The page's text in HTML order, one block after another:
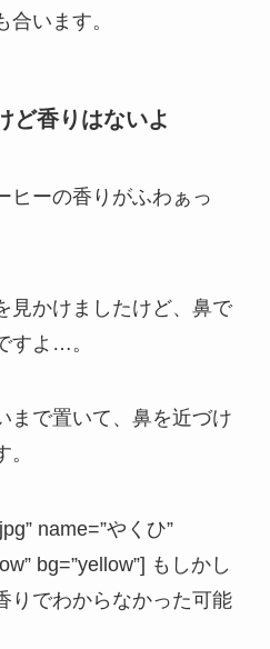
います。
ど香りはないよ
ヒーの香りがふわぁっ
見かけましたけど、鼻で
すよ…。
まで置いて、鼻を近づけ
name=”やくひ”
bg=”yellow”] もしかし
りでわからなかった可能